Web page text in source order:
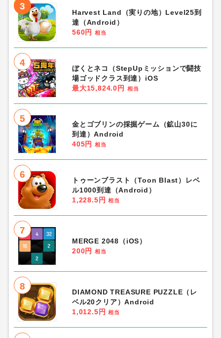
3
Harvest Land（実りの地）Level25到
達（Android）
560円
相当
4
ぼくとネコ（StepUpミッションで闘技
場ゴッドクラス到達）iOS
最大15,824.0円
相当
5
金とゴブリンの採掘ゲーム（鉱山30に
到達）Android
405円
相当
6
トゥーンブラスト（Toon Blast）レベ
ル1000到達（Android）
1,228.5円
相当
7
MERGE 2048（iOS）
200円
相当
8
DIAMOND TREASURE PUZZLE（レ
ベル20クリア）Android
1,012.5円
相当